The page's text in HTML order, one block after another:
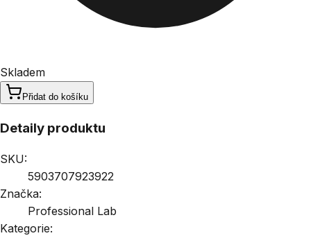
Skladem
Přidat do košíku
Detaily produktu
SKU:
5903707923922
Značka:
Professional Lab
Kategorie: